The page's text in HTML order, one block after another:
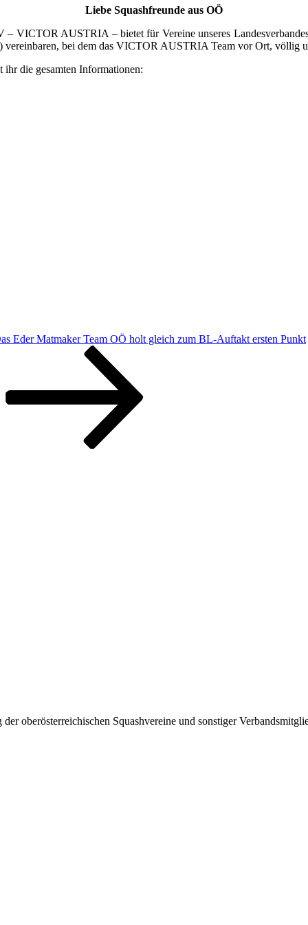
Liebe Squashfreunde aus OÖ
VICTOR AUSTRIA – bietet für Vereine unseres
bei dem das VICTOR AUSTRIA Team vor Ort, völlig
die gesamten Informationen:
Eder Matmaker Team OÖ holt gleich zum BL-Auftakt ersten Punkt
oberösterreichischen Squashvereine und sonstiger